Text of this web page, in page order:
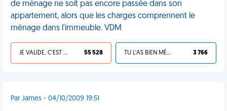
de ménage ne soit pas encore passée dans son
appartement, alors que les charges comprennent le
ménage dans l'immeuble. VDM
JE VALIDE, C'EST UNE VDM 55 528 TU L'AS BIEN MÉRITÉ 3 766
Par James - 04/10/2009 19:51